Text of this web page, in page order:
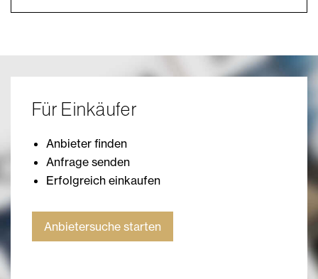
Für Einkäufer
Anbieter finden
Anfrage senden
Erfolgreich einkaufen
Anbietersuche starten